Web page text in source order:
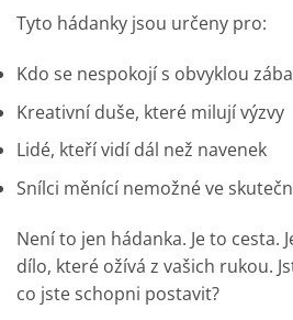
Tyto hádanky jsou určeny pro:
Kdo se nespokojí s obvyklou
Kreativní duše, které milují výzvy
Lidé, kteří vidí dál než navenek
Snílci měnící nemožné ve
Není to jen hádanka. Je to cesta.
dílo, které ožívá z vašich rukou.
co jste schopni postavit?